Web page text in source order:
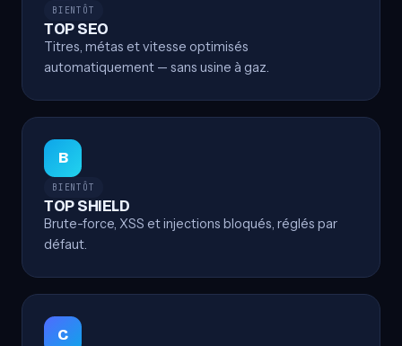
BIENTÔT
TOP SEO
Titres, métas et vitesse optimisés
automatiquement — sans usine à gaz.
B
BIENTÔT
TOP SHIELD
Brute-force, XSS et injections bloqués, réglés par
défaut.
C